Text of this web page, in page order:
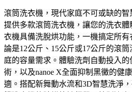
滾筒洗衣機，現代家庭不可或缺的智
提供多款滾筒洗衣機，讓您的洗衣
衣機具備洗脫烘功能，一機搞定所
論是12公斤、15公斤或17公斤的滾
庭的容量需求。體驗洗劑自動投入
術，以及nanoe X全面抑制黑黴的健
適。搭配新舞動水流和3D智慧洗淨